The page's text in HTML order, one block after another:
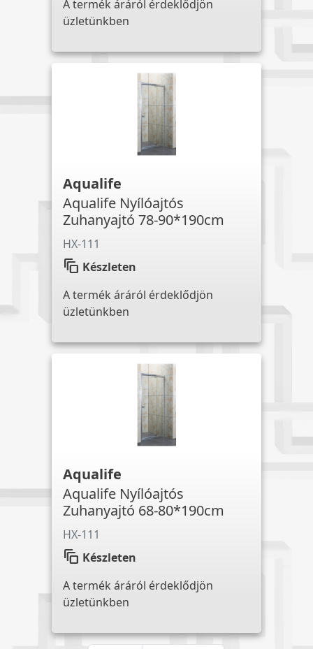
A termék áráról érdeklődjön
üzletünkben
Aqualife
Aqualife Nyílóajtós
Zuhanyajtó 78-90*190cm
HX-111
auto_awesome_motion Készleten
A termék áráról érdeklődjön
üzletünkben
Aqualife
Aqualife Nyílóajtós
Zuhanyajtó 68-80*190cm
HX-111
auto_awesome_motion Készleten
A termék áráról érdeklődjön
üzletünkben